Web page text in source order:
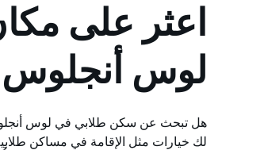
اعثر على
لوس أنجلوس
لك خيارات مثل الإقامة في مساكن